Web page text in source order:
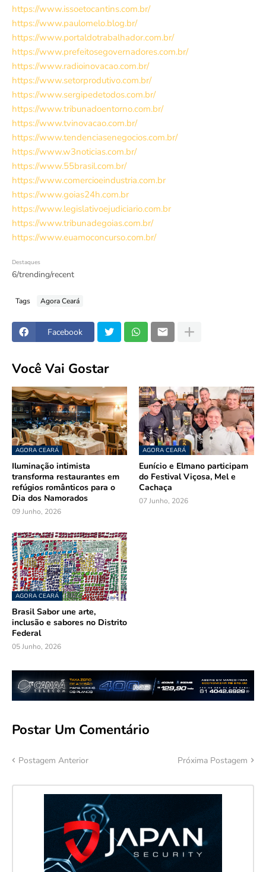
https://www.issoetocantins.com.br/
https://www.paulomelo.blog.br/
https://www.portaldotrabalhador.com.br/
https://www.prefeitosegovernadores.com.br/
https://www.radioinovacao.com.br/
https://www.setorprodutivo.com.br/
https://www.sergipedetodos.com.br/
https://www.tribunadoentorno.com.br/
https://www.tvinovacao.com.br/
https://www.tendenciasenegocios.com.br/
https://www.w3noticias.com.br/
https://www.55brasil.com.br/
https://www.comercioeindustria.com.br
https://www.goias24h.com.br
https://www.legislativoejudiciario.com.br
https://www.tribunadegoias.com.br/
https://www.euamoconcurso.com.br/
Destaques
6/trending/recent
Tags Agora Ceará
Facebook
Você Vai Gostar
AGORA CEARÁ
Iluminação intimista
transforma restaurantes em
refúgios românticos para o
Dia dos Namorados
09 Junho, 2026
AGORA CEARÁ
Eunício e Elmano participam
do Festival Viçosa, Mel e
Cachaça
07 Junho, 2026
AGORA CEARÁ
Brasil Sabor une arte,
inclusão e sabores no Distrito
Federal
05 Junho, 2026
Postar Um Comentário
Postagem Anterior Próxima Postagem